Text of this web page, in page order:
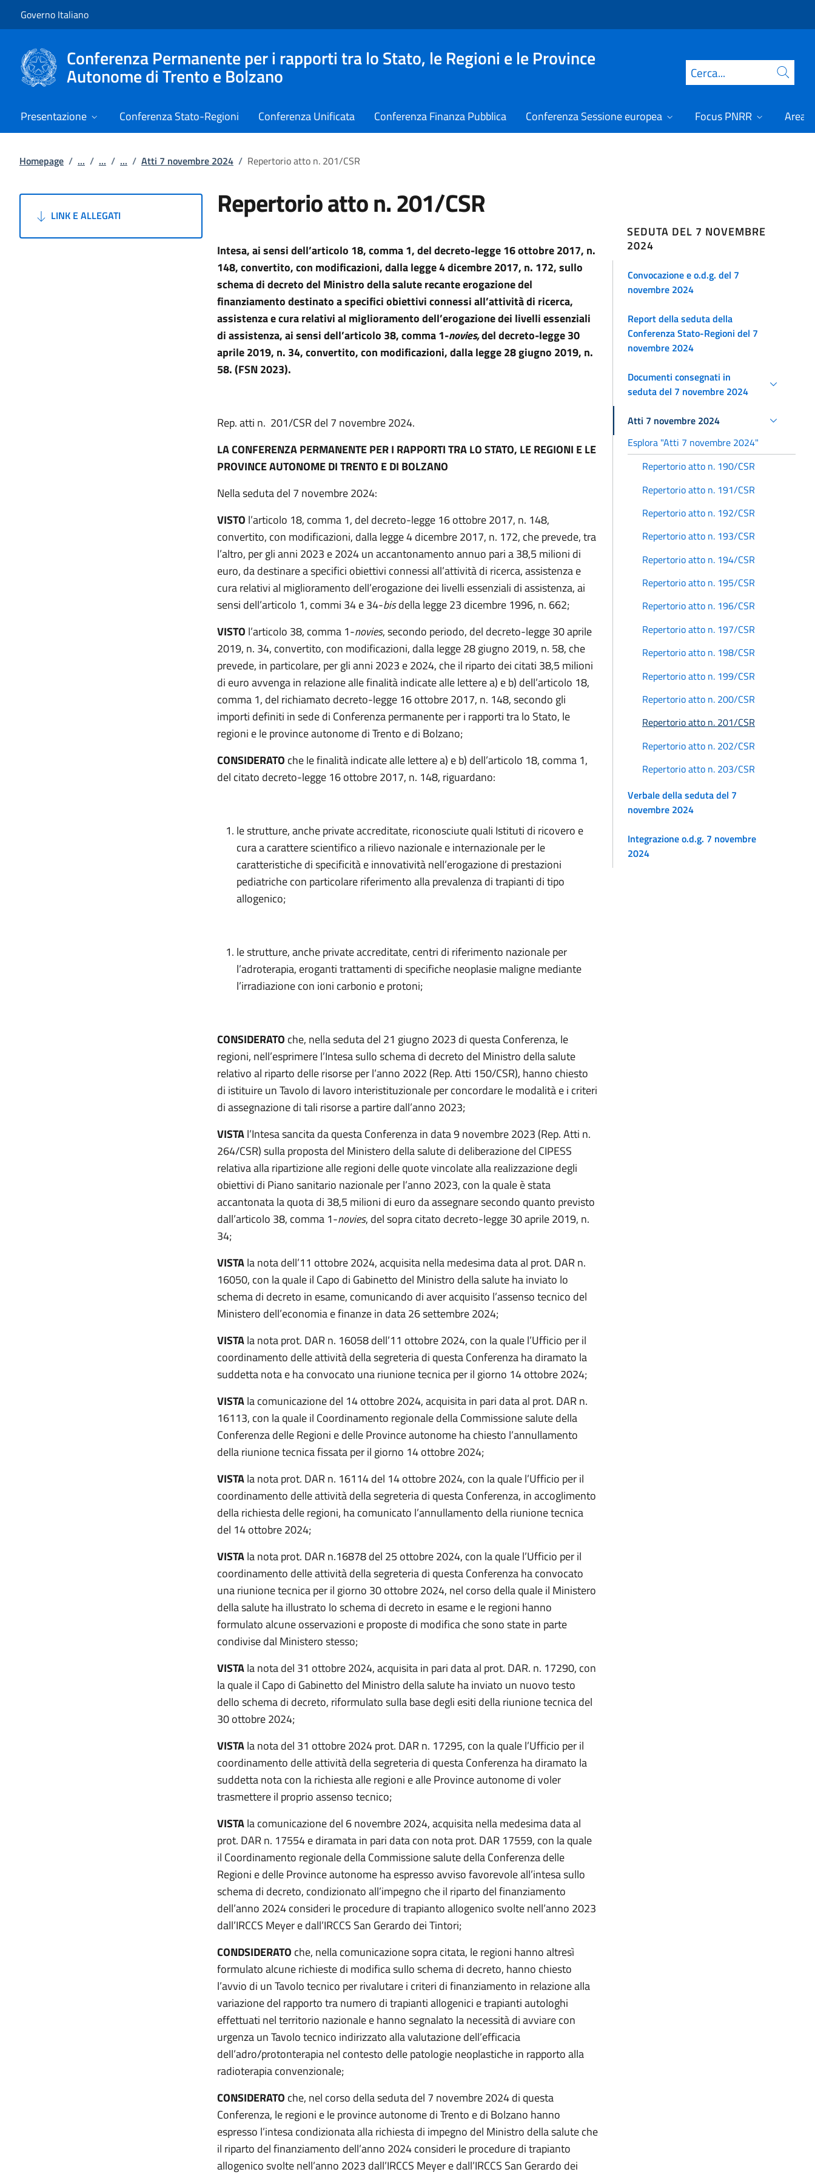
Governo Italiano
Conferenza Permanente per i rapporti tra lo Stato, le Regioni e le Province
Autonome di Trento e Bolzano Cerca
Presentazione Conferenza Stato-Regioni Conferenza Unificata Conferenza Finanza Pubblica Conferenza Sessione europea Focus PNRR Area
Homepage / ... / ... / ... / Atti 7 novembre 2024 / Repertorio atto n. 201/CSR
LINK E ALLEGATI Repertorio atto n. 201/CSR
Intesa, ai sensi dell’articolo 18, comma 1, del decreto-legge 16 ottobre 2017, n.
148, convertito, con modificazioni, dalla legge 4 dicembre 2017, n. 172, sullo
schema di decreto del Ministro della salute recante erogazione del
finanziamento destinato a specifici obiettivi connessi all’attività di ricerca,
assistenza e cura relativi al miglioramento dell’erogazione dei livelli essenziali
di assistenza, ai sensi dell’articolo 38, comma 1-novies,del decreto-legge 30
aprile 2019, n. 34, convertito, con modificazioni, dalla legge 28 giugno 2019, n.
58. (FSN 2023).
Rep. atti n. 201/CSR del 7 novembre 2024.
LA CONFERENZA PERMANENTE PER I RAPPORTI TRA LO STATO, LE REGIONI E LE
PROVINCE AUTONOME DI TRENTO E DI BOLZANO
Nella seduta del 7 novembre 2024:
VISTO l’articolo 18, comma 1, del decreto-legge 16 ottobre 2017, n. 148,
convertito, con modificazioni, dalla legge 4 dicembre 2017, n. 172, che prevede, tra
l’altro, per gli anni 2023 e 2024 un accantonamento annuo pari a 38,5 milioni di
euro, da destinare a specifici obiettivi connessi all’attività di ricerca, assistenza e
cura relativi al miglioramento dell’erogazione dei livelli essenziali di assistenza, ai
sensi dell’articolo 1, commi 34 e 34-bisdella legge 23 dicembre 1996, n. 662;
VISTO l’articolo 38, comma 1-novies, secondo periodo, del decreto-legge 30 aprile
2019, n. 34, convertito, con modificazioni, dalla legge 28 giugno 2019, n. 58, che
prevede, in particolare, per gli anni 2023 e 2024, che il riparto dei citati 38,5 milioni
di euro avvenga in relazione alle finalità indicate alle lettere a) e b) dell’articolo 18,
comma 1, del richiamato decreto-legge 16 ottobre 2017, n. 148, secondo gli
importi definiti in sede di Conferenza permanente per i rapporti tra lo Stato, le
regioni e le province autonome di Trento e di Bolzano;
CONSIDERATO che le finalità indicate alle lettere a) e b) dell’articolo 18, comma 1,
del citato decreto-legge 16 ottobre 2017, n. 148, riguardano:
le strutture, anche private accreditate, riconosciute quali Istituti di ricovero e
cura a carattere scientifico a rilievo nazionale e internazionale per le
caratteristiche di specificità e innovatività nell’erogazione di prestazioni
pediatriche con particolare riferimento alla prevalenza di trapianti di tipo
allogenico;
le strutture, anche private accreditate, centri di riferimento nazionale per
l’adroterapia, eroganti trattamenti di specifiche neoplasie maligne mediante
l’irradiazione con ioni carbonio e protoni;
CONSIDERATO che, nella seduta del 21 giugno 2023 di questa Conferenza, le
regioni, nell’esprimere l’Intesa sullo schema di decreto del Ministro della salute
relativo al riparto delle risorse per l’anno 2022 (Rep. Atti 150/CSR), hanno chiesto
di istituire un Tavolo di lavoro interistituzionale per concordare le modalità e i criteri
di assegnazione di tali risorse a partire dall’anno 2023;
VISTAl’Intesa sancita da questa Conferenza in data 9 novembre 2023 (Rep. Atti n.
264/CSR) sulla proposta del Ministero della salute di deliberazione del CIPESS
relativa alla ripartizione alle regioni delle quote vincolate alla realizzazione degli
obiettivi di Piano sanitario nazionale per l’anno 2023, con la quale è stata
accantonata la quota di 38,5 milioni di euro da assegnare secondo quanto previsto
dall’articolo 38, comma 1-novies, del sopra citato decreto-legge 30 aprile 2019, n.
34;
VISTAla nota dell’11 ottobre 2024, acquisita nella medesima data al prot. DAR n.
16050, con la quale il Capo di Gabinetto del Ministro della salute ha inviato lo
schema di decreto in esame, comunicando di aver acquisito l’assenso tecnico del
Ministero dell’economia e finanze in data 26 settembre 2024;
VISTAla nota prot. DAR n. 16058 dell’11 ottobre 2024, con la quale l’Ufficio per il
coordinamento delle attività della segreteria di questa Conferenza ha diramato la
suddetta nota e ha convocato una riunione tecnica per il giorno 14 ottobre 2024;
VISTAla comunicazione del 14 ottobre 2024, acquisita in pari data al prot. DAR n.
16113, con la quale il Coordinamento regionale della Commissione salute della
Conferenza delle Regioni e delle Province autonome ha chiesto l’annullamento
della riunione tecnica fissata per il giorno 14 ottobre 2024;
VISTAla nota prot. DAR n. 16114 del 14 ottobre 2024, con la quale l’Ufficio per il
coordinamento delle attività della segreteria di questa Conferenza, in accoglimento
della richiesta delle regioni, ha comunicato l’annullamento della riunione tecnica
del 14 ottobre 2024;
VISTAla nota prot. DAR n.16878 del 25 ottobre 2024, con la quale l’Ufficio per il
coordinamento delle attività della segreteria di questa Conferenza ha convocato
una riunione tecnica per il giorno 30 ottobre 2024, nel corso della quale il Ministero
della salute ha illustrato lo schema di decreto in esame e le regioni hanno
formulato alcune osservazioni e proposte di modifica che sono state in parte
condivise dal Ministero stesso;
VISTAla nota del 31 ottobre 2024, acquisita in pari data al prot. DAR. n. 17290, con
la quale il Capo di Gabinetto del Ministro della salute ha inviato un nuovo testo
dello schema di decreto, riformulato sulla base degli esiti della riunione tecnica del
30 ottobre 2024;
VISTAla nota del 31 ottobre 2024 prot. DAR n. 17295, con la quale l’Ufficio per il
coordinamento delle attività della segreteria di questa Conferenza ha diramato la
suddetta nota con la richiesta alle regioni e alle Province autonome di voler
trasmettere il proprio assenso tecnico;
VISTAla comunicazione del 6 novembre 2024, acquisita nella medesima data al
prot. DAR n. 17554 e diramata in pari data con nota prot. DAR 17559, con la quale
il Coordinamento regionale della Commissione salute della Conferenza delle
Regioni e delle Province autonome ha espresso avviso favorevole all’intesa sullo
schema di decreto, condizionato all’impegno che il riparto del finanziamento
dell’anno 2024 consideri le procedure di trapianto allogenico svolte nell’anno 2023
dall’IRCCS Meyer e dall’IRCCS San Gerardo dei Tintori;
CONDSIDERATO che, nella comunicazione sopra citata, le regioni hanno altresì
formulato alcune richieste di modifica sullo schema di decreto, hanno chiesto
l’avvio di un Tavolo tecnico per rivalutare i criteri di finanziamento in relazione alla
variazione del rapporto tra numero di trapianti allogenici e trapianti autologhi
effettuati nel territorio nazionale e hanno segnalato la necessità di avviare con
urgenza un Tavolo tecnico indirizzato alla valutazione dell’efficacia
dell’adro/protonterapia nel contesto delle patologie neoplastiche in rapporto alla
radioterapia convenzionale;
CONSIDERATO che, nel corso della seduta del 7 novembre 2024 di questa
Conferenza, le regioni e le province autonome di Trento e di Bolzano hanno
espresso l’intesa condizionata alla richiesta di impegno del Ministro della salute che
il riparto del finanziamento dell’anno 2024 consideri le procedure di trapianto
allogenico svolte nell’anno 2023 dall’IRCCS Meyer e dall’IRCCS San Gerardo dei
SEDUTA DEL 7 NOVEMBRE
2024
Convocazione e o.d.g. del 7
novembre 2024
Report della seduta della
Conferenza Stato-Regioni del 7
novembre 2024
Documenti consegnati in
seduta del 7 novembre 2024
Atti 7 novembre 2024
Esplora "Atti 7 novembre 2024"
Repertorio atto n. 190/CSR
Repertorio atto n. 191/CSR
Repertorio atto n. 192/CSR
Repertorio atto n. 193/CSR
Repertorio atto n. 194/CSR
Repertorio atto n. 195/CSR
Repertorio atto n. 196/CSR
Repertorio atto n. 197/CSR
Repertorio atto n. 198/CSR
Repertorio atto n. 199/CSR
Repertorio atto n. 200/CSR
Repertorio atto n. 201/CSR
Repertorio atto n. 202/CSR
Repertorio atto n. 203/CSR
Verbale della seduta del 7
novembre 2024
Integrazione o.d.g. 7 novembre
2024